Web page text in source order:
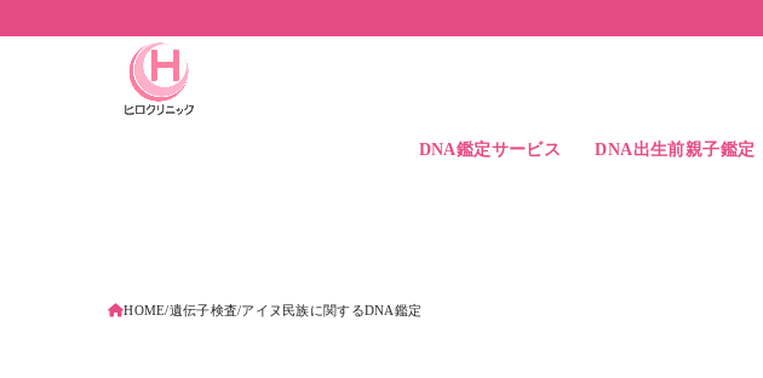
DNA鑑定サービス DNA出生前親子鑑定
HOME 遺伝子検査 アイヌ民族に関するDNA鑑定